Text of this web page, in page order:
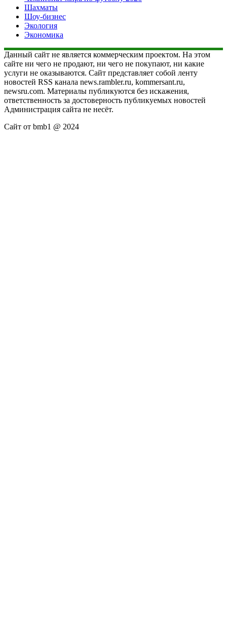
Шахматы
Шоу-бизнес
Экология
Экономика
Данный сайт не является коммерческим проектом. На этом
сайте ни чего не продают, ни чего не покупают, ни какие
услуги не оказываются. Сайт представляет собой ленту
новостей RSS канала news.rambler.ru, kommersant.ru,
newsru.com. Материалы публикуются без искажения,
ответственность за достоверность публикуемых новостей
Администрация сайта не несёт.
Сайт от bmb1 @ 2024